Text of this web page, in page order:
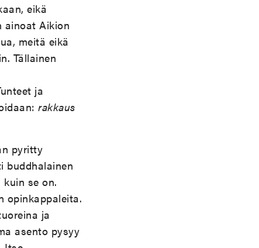
eikä
ainoat Aikion
meitä eikä
Tällainen
ja
rakkaus
pyritty
buddhalainen
se on.
opinkappaleita.
ja
asento pysyy